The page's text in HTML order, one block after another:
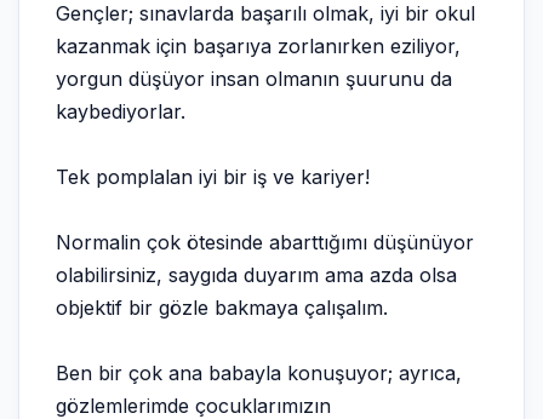
Gençler; sınavlarda başarılı olmak, iyi bir okul
kazanmak için başarıya zorlanırken eziliyor,
yorgun düşüyor insan olmanın şuurunu da
kaybediyorlar.
Tek pomplalan iyi bir iş ve kariyer!
Normalin çok ötesinde abarttığımı düşünüyor
olabilirsiniz, saygıda duyarım ama azda olsa
objektif bir gözle bakmaya çalışalım.
Ben bir çok ana babayla konuşuyor; ayrıca,
gözlemlerimde çocuklarımızın